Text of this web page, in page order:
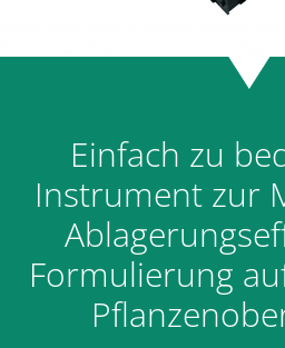
Einfach zu
Instrument zur
Formulierung